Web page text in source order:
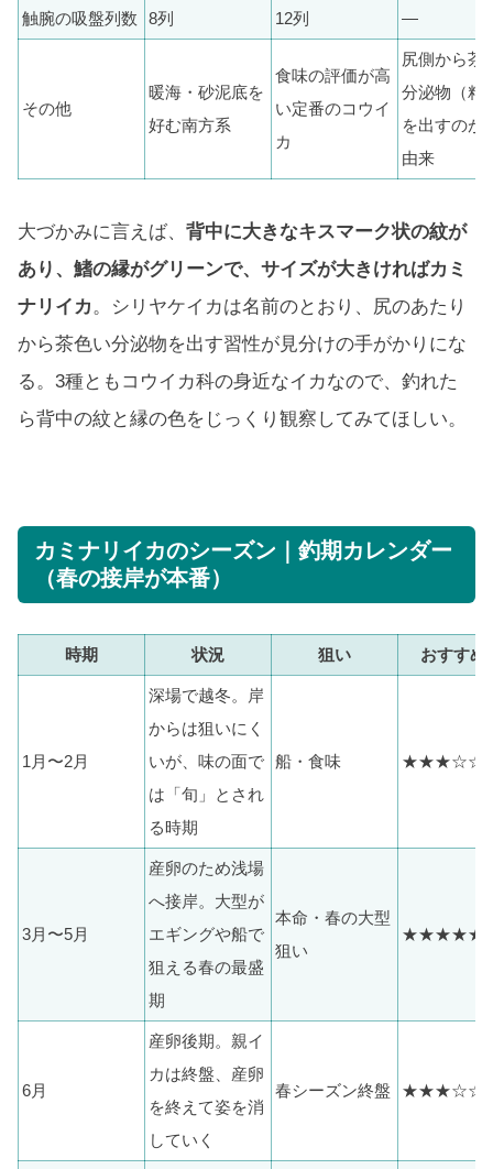
触腕の吸盤列数 8列 12列 —
その他
暖海・砂泥底を
好む南方系
食味の評価が高
い定番のコウイ
カ
尻側から茶
分泌物（粘
を出すのが
由来
大づかみに言えば、 背中に大きなキスマーク状の紋が
あり、鰭の縁がグリーンで、サイズが大きければカミ
ナリイカ。シリヤケイカは名前のとおり、尻のあたり
から茶色い分泌物を出す習性が見分けの手がかりにな
る。3種ともコウイカ科の身近なイカなので、釣れた
ら背中の紋と縁の色をじっくり観察してみてほしい。
カミナリイカのシーズン｜釣期カレンダー
（春の接岸が本番）
時期 状況 狙い おすすめ
1月〜2月
深場で越冬。岸
からは狙いにく
いが、味の面で
は「旬」とされ
る時期
船・食味 ★★★☆☆
3月〜5月
産卵のため浅場
へ接岸。大型が
エギングや船で
狙える春の最盛
期
本命・春の大型
狙い
★★★★★
6月
産卵後期。親イ
カは終盤、産卵
を終えて姿を消
していく
春シーズン終盤 ★★★☆☆